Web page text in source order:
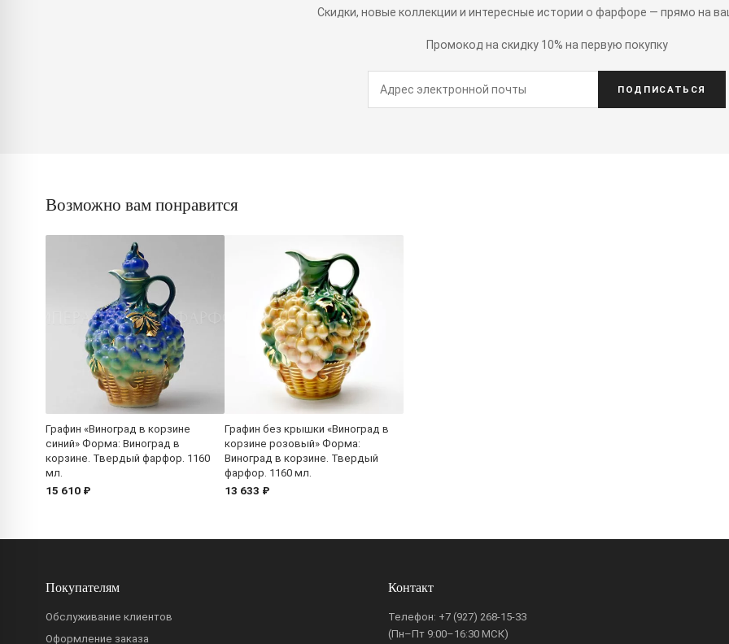
Скидки, новые коллекции и интересные истории о фарфоре — прямо на
Промокод на скидку 10% на первую покупку
ПОДПИСАТЬСЯ
Возможно вам понравится
Графин «Виноград в корзине
синий» Форма: Виноград в
корзине. Твердый фарфор. 1160
мл.
15 610 ₽
Графин без крышки «Виноград в
корзине розовый» Форма:
Виноград в корзине. Твердый
фарфор. 1160 мл.
13 633 ₽
Покупателям
Обслуживание клиентов
Оформление заказа
Контакт
Телефон: +7 (927) 268-15-33
(Пн–Пт 9:00–16:30 МСК)